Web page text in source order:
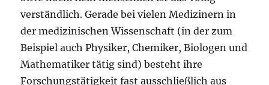
verständlich. Gerade bei vielen Medizinern in
der medizinischen Wissenschaft (in der zum
Beispiel auch Physiker, Chemiker, Biologen und
Mathematiker tätig sind) besteht ihre
Forschungstätigkeit fast ausschließlich aus